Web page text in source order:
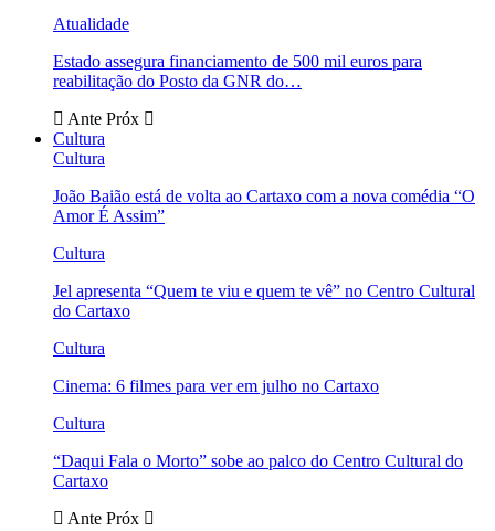
Atualidade
Estado assegura financiamento de 500 mil euros para
reabilitação do Posto da GNR do…
Ante Próx
Cultura
Cultura
João Baião está de volta ao Cartaxo com a nova comédia “O
Amor É Assim”
Cultura
Jel apresenta “Quem te viu e quem te vê” no Centro Cultural
do Cartaxo
Cultura
Cinema: 6 filmes para ver em julho no Cartaxo
Cultura
“Daqui Fala o Morto” sobe ao palco do Centro Cultural do
Cartaxo
Ante Próx